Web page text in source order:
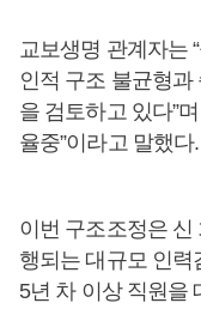
교보생명 관계자는
인적 구조 불균형
을 검토하고 있다”
율중”이라고 말했다.
이번 구조조정은 신
행되는 대규모 인력
5년 차 이상 직원을